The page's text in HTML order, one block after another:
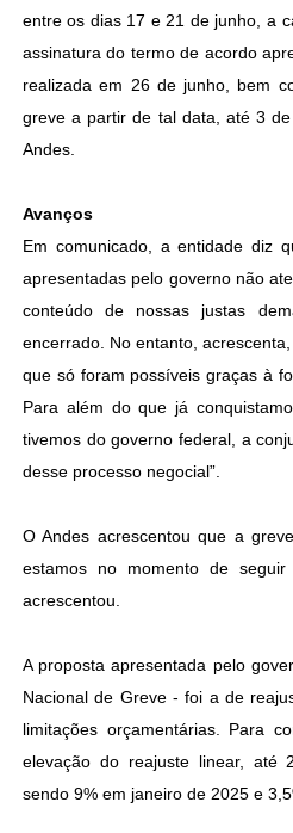
entre os dias 17 e 21 de junho, a
assinatura do termo de acordo
realizada em 26 de junho, bem
greve a partir de tal data, até 3
Andes.
Avanços
Em comunicado, a entidade diz
apresentadas pelo governo não
conteúdo de nossas justas
encerrado. No entanto,
que só foram possíveis graças à
Para além do que já
tivemos do governo federal, a
desse processo negocial”.
O Andes acrescentou que a
estamos no momento de
acrescentou.
A proposta apresentada pelo
Nacional de Greve - foi a de
limitações orçamentárias. Para
elevação do reajuste linear, até
sendo 9% em janeiro de 2025 e